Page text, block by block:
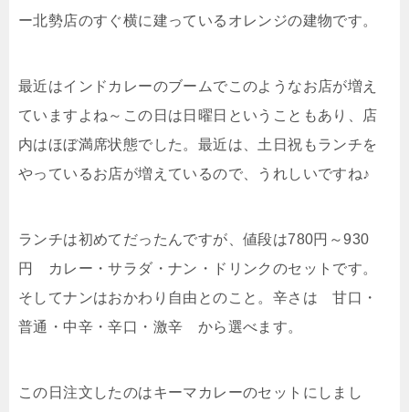
ー北勢店のすぐ横に建っているオレンジの建物です。
最近はインドカレーのブームでこのようなお店が増え
ていますよね～この日は日曜日ということもあり、店
内はほぼ満席状態でした。最近は、土日祝もランチを
やっているお店が増えているので、うれしいですね♪
ランチは初めてだったんですが、値段は780円～930
円 カレー・サラダ・ナン・ドリンクのセットです。
そしてナンはおかわり自由とのこと。辛さは 甘口・
普通・中辛・辛口・激辛 から選べます。
この日注文したのはキーマカレーのセットにしまし